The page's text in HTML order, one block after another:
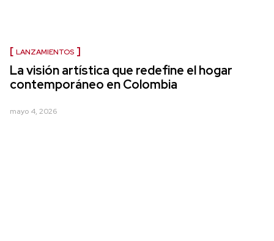
LANZAMIENTOS
La visión artística que redefine el hogar
contemporáneo en Colombia
mayo 4, 2026